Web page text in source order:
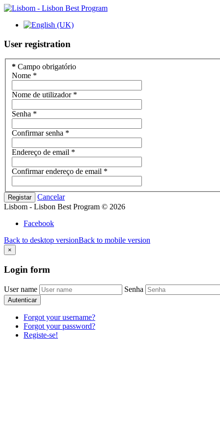
User registration
* Campo obrigatório
Nome *
Nome de utilizador*
Senha *
Confirmar senha *
Endereço de email *
Confirmar endereço de email *
Registar
Cancelar
Lisbom - Lisbon Best Program © 2026
Facebook
Back to desktop versionBack to mobile version
×
Login form
User name Senha
Autenticar
Forgot your username?
Forgot your password?
Registe-se!